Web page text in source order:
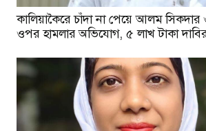
কালিয়াকৈরে চাঁদা না পেয়ে আলম সিকদার
ওপর হামলার অভিযোগ, ৫ লাখ টাকা